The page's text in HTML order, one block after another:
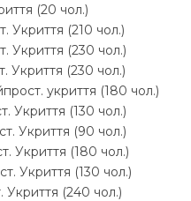
(20 чол.)
Укриття (210 чол.)
Укриття (230 чол.)
Укриття (230 чол.)
укриття (180 чол.)
Укриття (130 чол.)
Укриття (90 чол.)
Укриття (180 чол.)
Укриття (130 чол.)
Укриття (240 чол.)